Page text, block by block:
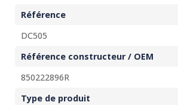
Référence
DC505
Référence constructeur / OEM
850222896R
Type de produit